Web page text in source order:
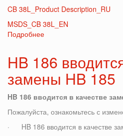
CB 38L_Product Description_RU
MSDS_CB 38L_EN
Подробнее
BASЕ
38L
замена
на
CRYSTAL
BASE
HB 186
замены HB 185
HB 186 вводится в качестве
Пожалуйста, ознакомьтесь с
· HB 186 вводится в качестве